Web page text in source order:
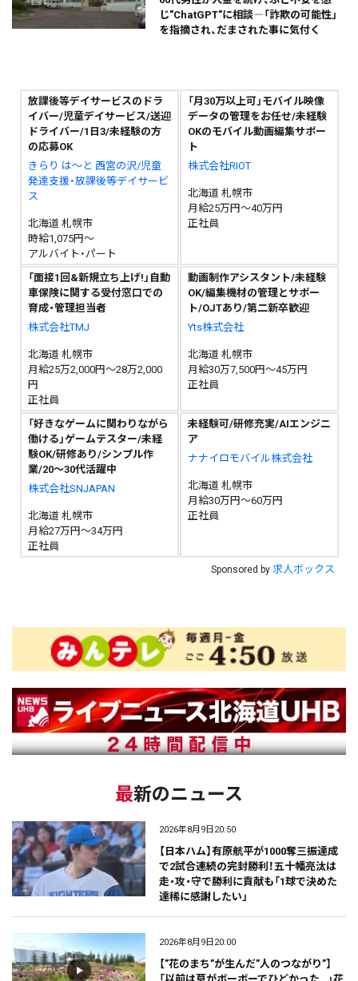
じ"ChatGPT"に相談―「詐欺の可能性」
を指摘され、だまされた事に気付く
放課後等デイサービスのドラ
イバー/児童デイサービス/送迎
ドライバー/1日3/未経験の方
の応募OK
きらり は～と 西宮の沢/児童
発達支援・放課後等デイサービ
ス
北海道 札幌市
時給1,075円～
アルバイト・パート
「月30万以上可」モバイル映像
データの管理をお任せ/未経験
OKのモバイル動画編集サポー
ト
株式会社RIOT
北海道 札幌市
月給25万円～40万円
正社員
「面接1回&新規立ち上げ!」自動
車保険に関する受付窓口での
育成・管理担当者
株式会社TMJ
北海道 札幌市
月給25万2,000円～28万2,000
円
正社員
動画制作アシスタント/未経験
OK/編集機材の管理とサポー
ト/OJTあり/第二新卒歓迎
Yts株式会社
北海道 札幌市
月給30万7,500円～45万円
正社員
「好きなゲームに関わりながら
働ける」ゲームテスター/未経
験OK/研修あり/シンプル作
業/20〜30代活躍中
株式会社SNJAPAN
北海道 札幌市
月給27万円～34万円
正社員
未経験可/研修充実/AIエンジニ
ア
ナナイロモバイル株式会社
北海道 札幌市
月給30万円～60万円
正社員
Sponsored by 求人ボックス
最新のニュース
2026年8月9日20:50
【日本ハム】有原航平が1000奪三振達成
で2試合連続の完封勝利！五十幡亮汰は
走・攻・守で勝利に貢献も「1球で決めた
達稀に感謝したい」
2026年8月9日20:00
【”花のまち”が生んだ”人のつながり”】